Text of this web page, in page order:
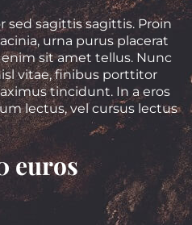
sed sagittis sagittis. Proin
urna purus placerat
sit amet tellus. Nunc
vitae, finibus porttitor
tincidunt. In a eros
lectus, vel cursus lectus
euros